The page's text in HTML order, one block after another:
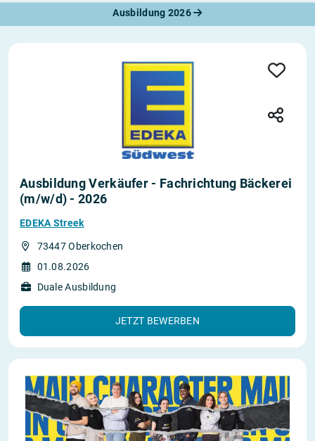
Ausbildung 2026
Ausbildung Verkäufer - Fachrichtung Bäckerei
(m/w/d) - 2026
EDEKA Streek
73447 Oberkochen
01.08.2026
Duale Ausbildung
JETZT BEWERBEN